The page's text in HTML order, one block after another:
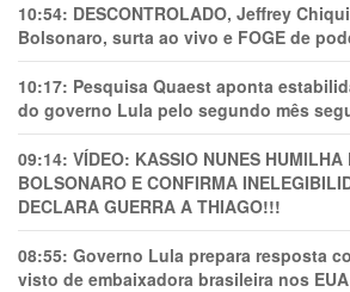
10:54: DESCONTROLADO, Jeffrey
Bolsonaro, surta ao vivo e FOGE de
10:17: Pesquisa Quaest aponta
do governo Lula pelo segundo mês
09:14: VÍDEO: KASSIO NUNES HUMlLHA
BOLSONARO E CONFIRMA
DECLARA GUERRA A THIAGO!!!
08:55: Governo Lula prepara resposta
visto de embaixadora brasileira nos EUA